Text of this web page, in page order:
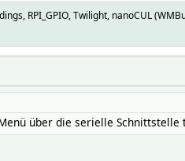
RPI_GPIO, Twilight, nanoCUL
über die serielle Schnittstelle